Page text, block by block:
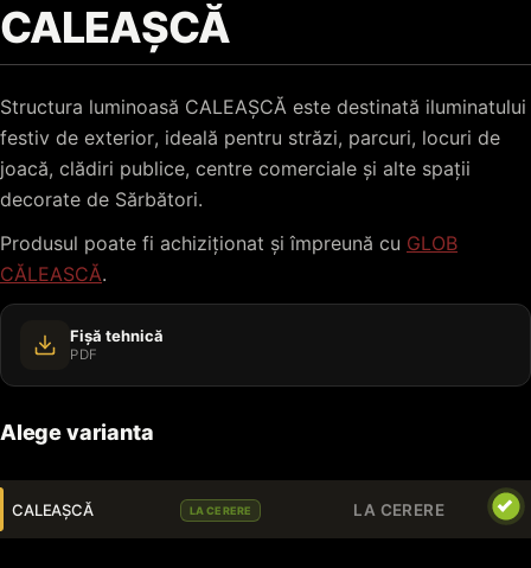
CALEAȘCĂ
Structura luminoasă CALEAȘCĂ este destinată iluminatului
festiv de exterior, ideală pentru străzi, parcuri, locuri de
joacă, clădiri publice, centre comerciale și alte spații
decorate de Sărbători.
Produsul poate fi achiziționat și împreună cu GLOB
CĂLEASCĂ.
Fișă tehnică
PDF
Alege varianta
CALEAȘCĂ LA CERERE LA CERERE